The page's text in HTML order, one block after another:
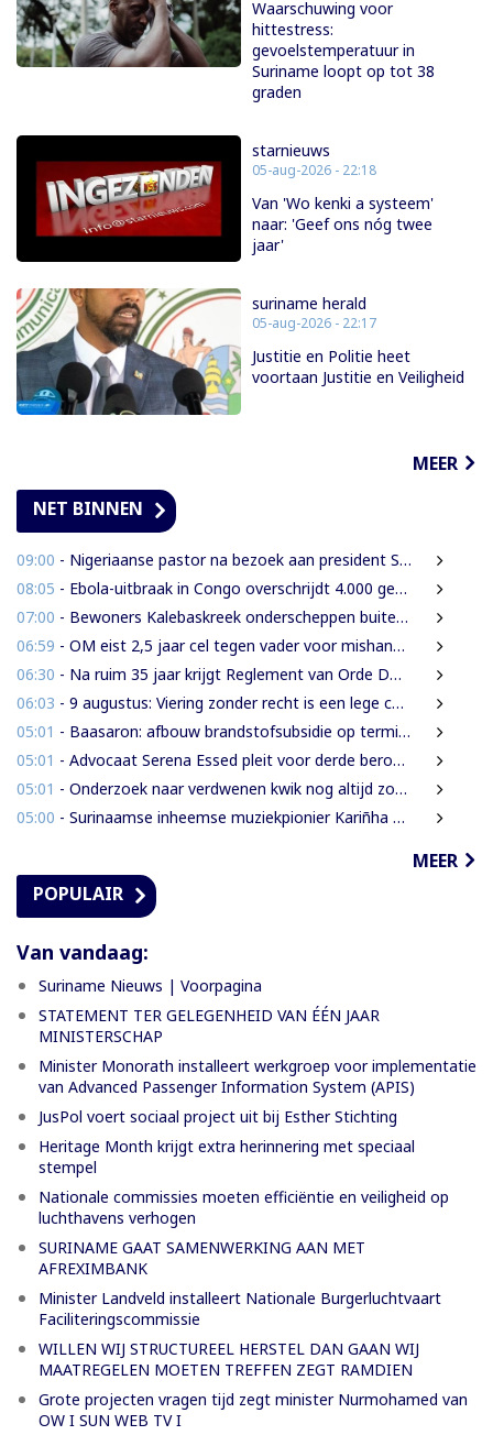
Waarschuwing voor
hittestress:
gevoelstemperatuur in
Suriname loopt op tot 38
graden
starnieuws
05-aug-2026 - 22:18
Van 'Wo kenki a systeem'
naar: 'Geef ons nóg twee
jaar'
suriname herald
05-aug-2026 - 22:17
Justitie en Politie heet
voortaan Justitie en Veiligheid
MEER
NET BINNEN
09:00 - Nigeriaanse pastor na bezoek aan president Simons: ‘Toename van rijkdom in Suriname’
08:05 - Ebola-uitbraak in Congo overschrijdt 4.000 gevallen
07:00 - Bewoners Kalebaskreek onderscheppen buitenlanders met illegaal geweer en communicatieapparatuur
06:59 - OM eist 2,5 jaar cel tegen vader voor mishandeling en verwaarlozing van gezin
06:30 - Na ruim 35 jaar krijgt Reglement van Orde DNA grondige herziening
06:03 - 9 augustus: Viering zonder recht is een lege ceremonie
05:01 - Baasaron: afbouw brandstofsubsidie op termijn onvermijdelijk
05:01 - Advocaat Serena Essed pleit voor derde beroepsinstantie onder gezag van CCJ
05:01 - Onderzoek naar verdwenen kwik nog altijd zonder resultaat
05:00 - Surinaamse inheemse muziekpionier Kariñha Basi krijgt oeuvreprijs in Rotterdam
MEER
POPULAIR
Van vandaag:
Suriname Nieuws | Voorpagina
STATEMENT TER GELEGENHEID VAN ÉÉN JAAR
MINISTERSCHAP
Minister Monorath installeert werkgroep voor implementatie
van Advanced Passenger Information System (APIS)
JusPol voert sociaal project uit bij Esther Stichting
Heritage Month krijgt extra herinnering met speciaal
stempel
Nationale commissies moeten efficiëntie en veiligheid op
luchthavens verhogen
SURINAME GAAT SAMENWERKING AAN MET
AFREXIMBANK
Minister Landveld installeert Nationale Burgerluchtvaart
Faciliteringscommissie
WILLEN WIJ STRUCTUREEL HERSTEL DAN GAAN WIJ
MAATREGELEN MOETEN TREFFEN ZEGT RAMDIEN
Grote projecten vragen tijd zegt minister Nurmohamed van
OW I SUN WEB TV I